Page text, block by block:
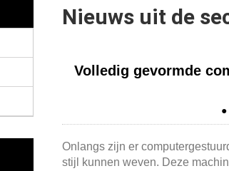
Nieuws uit de
Volledig gevormde
Onlangs zijn er
stijl kunnen weven. Deze